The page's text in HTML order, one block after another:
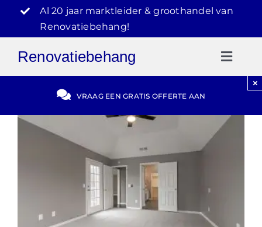
inhoud
Al 20 jaar marktleider & groothandel van
Renovatiebehang!
Renovatiebehang
Gratis Offerte
VRAAG EEN GRATIS OFFERTE AAN
×